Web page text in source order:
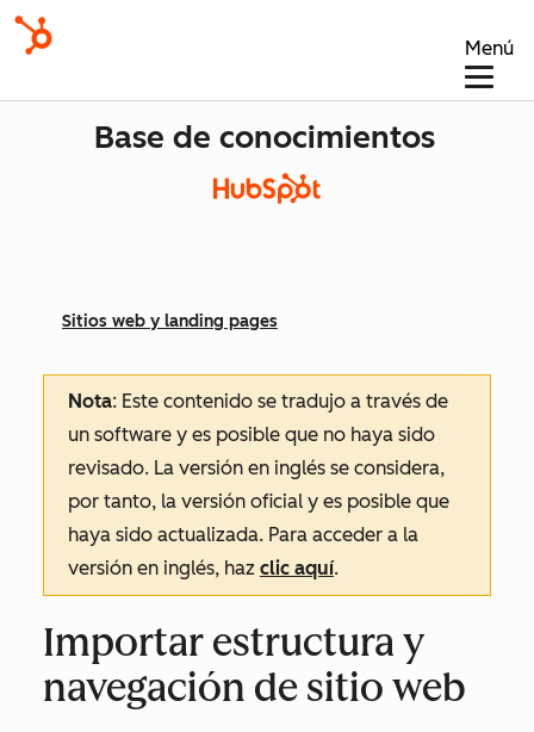
Menú
Base de conocimientos
Sitios web y landing pages
Nota: Este contenido se tradujo a través de
un software y es posible que no haya sido
revisado. La versión en inglés se considera,
por tanto, la versión oficial y es posible que
haya sido actualizada. Para acceder a la
versión en inglés, haz clic aquí.
Importar estructura y
navegación de sitio web